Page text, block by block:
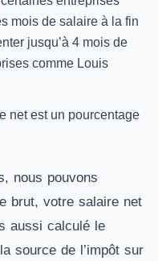
mois de salaire à la fin
jusqu’à 4 mois de
comme Louis
net est un pourcentage
nous pouvons
brut, votre salaire net
aussi calculé le
source de l’impôt sur